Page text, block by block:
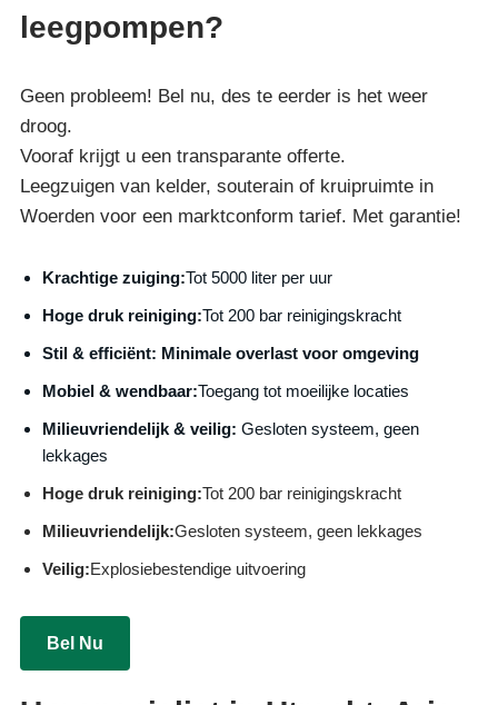
leegpompen?
Geen probleem! Bel nu, des te eerder is het weer
droog.
Vooraf krijgt u een transparante offerte.
Leegzuigen van kelder, souterain of kruipruimte in
Woerden voor een marktconform tarief. Met garantie!
Krachtige zuiging:Tot 5000 liter per uur
Hoge druk reiniging:Tot 200 bar reinigingskracht
Stil & efficiënt: Minimale overlast voor omgeving
Mobiel & wendbaar:Toegang tot moeilijke locaties
Milieuvriendelijk & veilig: Gesloten systeem, geen
lekkages
Hoge druk reiniging:Tot 200 bar reinigingskracht
Milieuvriendelijk:Gesloten systeem, geen lekkages
Veilig:Explosiebestendige uitvoering
Bel Nu